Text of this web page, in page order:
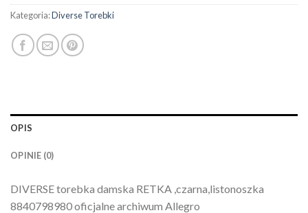
Kategoria:Diverse Torebki
OPIS
OPINIE (0)
DIVERSE torebka damska RETKA ,czarna,listonoszka
8840798980 oficjalne archiwum Allegro